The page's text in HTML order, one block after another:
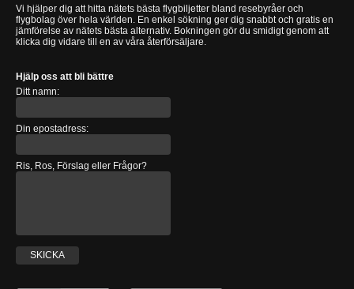
Vi hjälper dig att hitta nätets bästa flygbiljetter bland resebyråer och
flygbolag över hela världen. En enkel sökning ger dig snabbt och gratis en
jämförelse av nätets bästa alternativ. Bokningen gör du smidigt genom att
klicka dig vidare till en av våra återförsäljare.
Hjälp oss att bli bättre
Ditt namn:
Din epostadress:
Ris, Ros, Förslag eller Frågor?
SKICKA